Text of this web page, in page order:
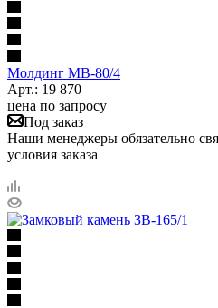
Молдинг МВ-80/4
Арт.: 19 870
цена по запросу
Под заказ
Наши менеджеры обязательно
условия заказа